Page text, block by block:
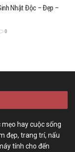
Nhật Độc – Đẹp –
0
hay cuộc sống
đẹp, trang trí, nấu
tính cho đến